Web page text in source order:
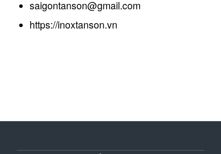
saigontanson@gmail.com
https://inoxtanson.vn